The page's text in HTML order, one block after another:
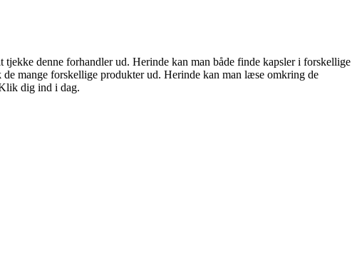
denne forhandler ud. Herinde kan man både finde kapsler i forskellige
mange forskellige produkter ud. Herinde kan man læse omkring de
dig ind i dag.